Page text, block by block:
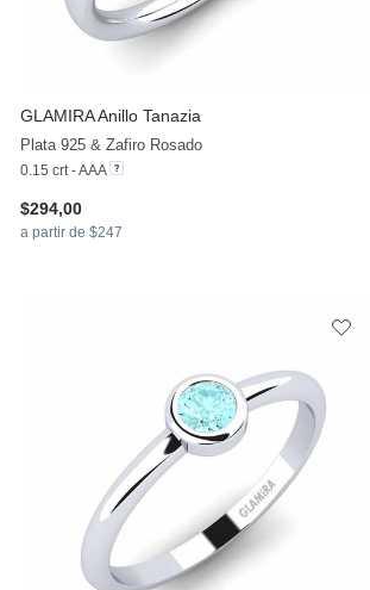
GLAMIRAAnillo Tanazia
Plata 925 & Zafiro Rosado
0.15 crt - AAA
$294,00
a partir de $247